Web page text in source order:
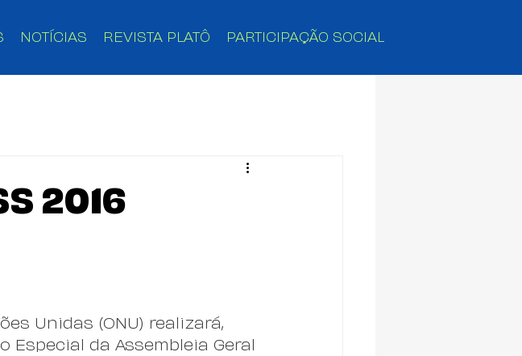
NOTÍCIAS REVISTA PLATÔ PARTICIPAÇÃO SOCIAL
2016
Unidas (ONU) realizará,
Especial da Assembleia Geral